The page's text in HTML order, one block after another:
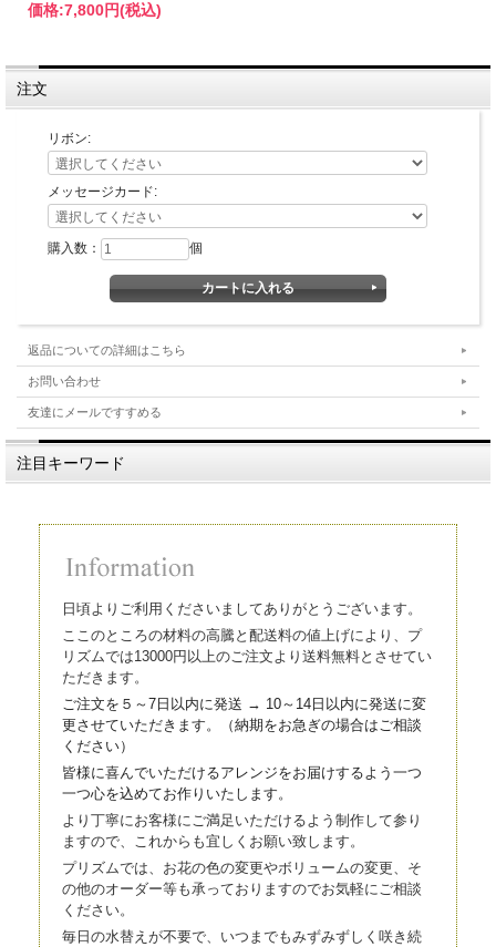
価格:7,800円(税込)
注文
リボン:
メッセージカード:
購入数： 個
返品についての詳細はこちら
お問い合わせ
友達にメールですすめる
注目キーワード
日頃よりご利用くださいましてありがとうございます。
ここのところの材料の高騰と配送料の値上げにより、プ
リズムでは13000円以上のご注文より送料無料とさせてい
ただきます。
ご注文を５～7日以内に発送 → 10～14日以内に発送に変
更させていただきます。（納期をお急ぎの場合はご相談
ください）
皆様に喜んでいただけるアレンジをお届けするよう一つ
一つ心を込めてお作りいたします。
より丁寧にお客様にご満足いただけるよう制作して参り
ますので、これからも宜しくお願い致します。
プリズムでは、お花の色の変更やボリュームの変更、そ
の他のオーダー等も承っておりますのでお気軽にご相談
ください。
毎日の水替えが不要で、いつまでもみずみずしく咲き続